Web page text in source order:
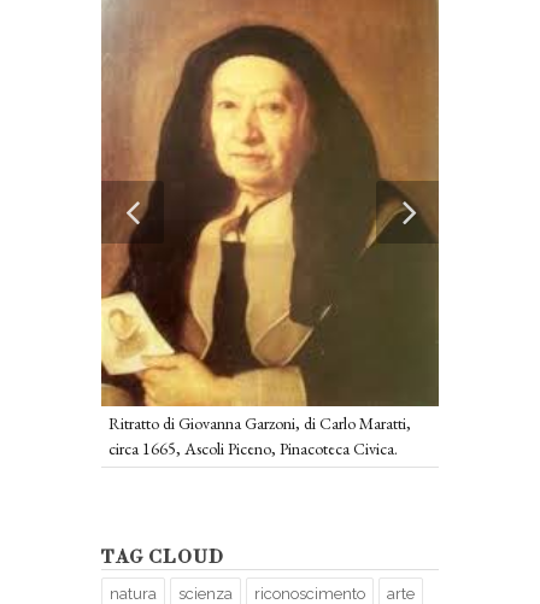
Ritratto di Giovanna Garzoni, di Carlo Maratti,
circa 1665, Ascoli Piceno, Pinacoteca Civica.
TAG CLOUD
natura scienza riconoscimento arte